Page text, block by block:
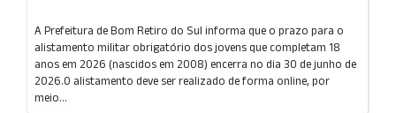
A Prefeitura de Bom Retiro do Sul informa que o prazo para o
alistamento militar obrigatório dos jovens que completam 18
anos em 2026 (nascidos em 2008) encerra no dia 30 de junho de
2026.O alistamento deve ser realizado de forma online, por
meio...